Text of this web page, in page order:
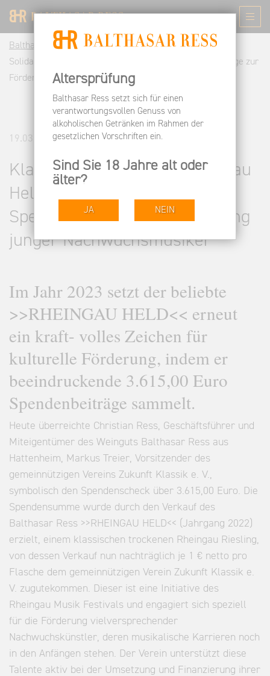
Balthasar Ress DE Informieren News
Klangvolle
Solidarität: Rheingau Held erhebt weitere Spendenbeiträge zur
Förderung junger Nachwuchsmusiker
19.03.2024
Klangvolle Solidarität: Rheingau
Held erhebt weitere
Spendenbeiträge zur Förderung
junger Nachwuchsmusiker
Im Jahr 2023 setzt der beliebte
>>RHEINGAU HELD<< erneut
ein kraft- volles Zeichen für
kulturelle Förderung, indem er
beeindruckende 3.615,00 Euro
Spendenbeiträge sammelt.
Heute überreichte Christian Ress, Geschäftsführer und
Miteigentümer des Weinguts Balthasar Ress aus
Hattenheim, Markus Treier, Vorsitzender des
gemeinnützigen Vereins Zukunft Klassik e. V.,
symbolisch den Spendenscheck über 3.615,00 Euro. Die
Spendensumme wurde durch den Verkauf des
Balthasar Ress >>RHEINGAU HELD<< (Jahrgang 2022)
erzielt, einem klassischen trockenen Rheingau Riesling,
von dessen Verkauf nun nachträglich je 1 € netto pro
Flasche dem gemeinnützigen Verein Zukunft Klassik e.
V. zugutekommen. Dieser ist eine Initiative des
Rheingau Musik Festivals und engagiert sich speziell
für die Förderung vielversprechender
Nachwuchskünstler, deren musikalische Karrieren noch
in den Anfängen stehen. Der Verein unterstützt diese
Talente aktiv bei der Umsetzung und Finanzierung ihrer
Altersprüfung
Balthasar Ress setzt sich für einen
verantwortungsvollen Genuss von
alkoholischen Getränken im Rahmen der
gesetzlichen Vorschriften ein.
Sind Sie 18 Jahre alt oder
älter?
JA NEIN